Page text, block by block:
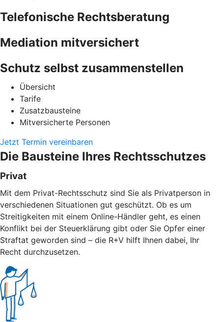
Telefonische Rechtsberatung
Mediation mitversichert
Schutz selbst zusammenstellen
Übersicht
Tarife
Zusatzbausteine
Mitversicherte Personen
Jetzt Termin vereinbaren
Die Bausteine Ihres Rechtsschutzes
Privat
Mit dem Privat-Rechtsschutz sind Sie als Privatperson in
verschiedenen Situationen gut geschützt. Ob es um
Streitigkeiten mit einem Online-Händler geht, es einen
Konflikt bei der Steuerklärung gibt oder Sie Opfer einer
Straftat geworden sind – die R+V hilft Ihnen dabei, Ihr
Recht durchzusetzen.